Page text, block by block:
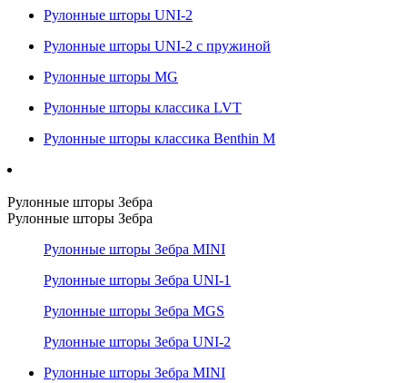
Рулонные шторы UNI-2
Рулонные шторы UNI-2 с пружиной
Рулонные шторы MG
Рулонные шторы классика LVT
Рулонные шторы классика Benthin M
Рулонные шторы Зебра
Рулонные шторы Зебра
Рулонные шторы Зебра MINI
Рулонные шторы Зебра UNI-1
Рулонные шторы Зебра MGS
Рулонные шторы Зебра UNI-2
Рулонные шторы Зебра MINI